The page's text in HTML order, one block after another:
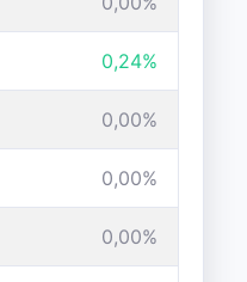
0,24%
0,00%
0,00%
0,00%